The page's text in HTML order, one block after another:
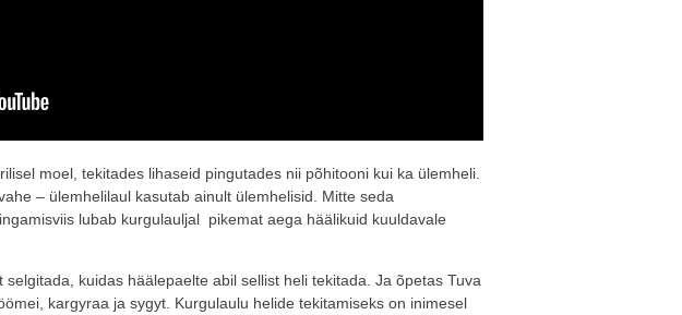
moel, tekitades lihaseid pingutades nii põhitooni kui ka ülemheli.
– ülemhelilaul kasutab ainult ülemhelisid. Mitte seda
lubab kurgulauljal pikemat aega häälikuid kuuldavale
kuidas häälepaelte abil sellist heli tekitada. Ja õpetas Tuva
kargyraa ja sygyt. Kurgulaulu helide tekitamiseks on inimesel